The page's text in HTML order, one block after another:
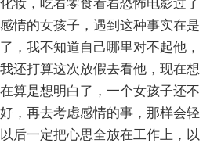
妆，吃着零食看着恐怖电影过了
情的女孩子，遇到这种事实在是
，我不知道自己哪里对不起他，
还打算这次放假去看他，现在想
算是想明白了，一个女孩子还不
，再去考虑感情的事，那样会轻
后一定把心思全放在工作上，以